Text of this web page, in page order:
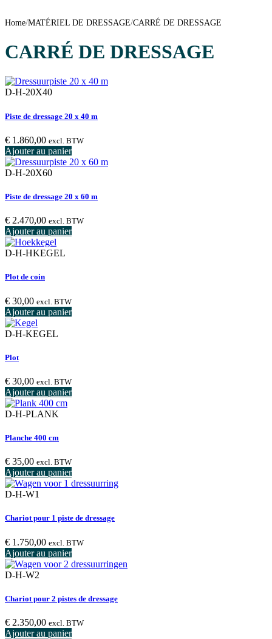
Home/MATÉRIEL DE DRESSAGE/CARRÉ DE DRESSAGE
CARRÉ DE DRESSAGE
D-H-20X40
Piste de dressage 20 x 40 m
€ 1.860,00 excl. BTW
Ajouter au panier
D-H-20X60
Piste de dressage 20 x 60 m
€ 2.470,00 excl. BTW
Ajouter au panier
D-H-HKEGEL
Plot de coin
€ 30,00 excl. BTW
Ajouter au panier
D-H-KEGEL
Plot
€ 30,00 excl. BTW
Ajouter au panier
D-H-PLANK
Planche 400 cm
€ 35,00 excl. BTW
Ajouter au panier
D-H-W1
Chariot pour 1 piste de dressage
€ 1.750,00 excl. BTW
Ajouter au panier
D-H-W2
Chariot pour 2 pistes de dressage
€ 2.350,00 excl. BTW
Ajouter au panier